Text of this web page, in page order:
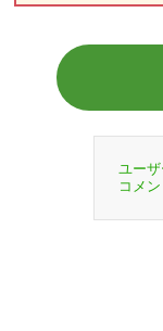
ユー
コメン